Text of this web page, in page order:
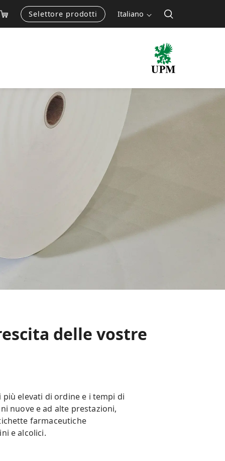
Selettore prodotti Italiano
delle vostre
elevati di ordine e i tempi di
nuove e ad alte prestazioni,
farmaceutiche
e alcolici.